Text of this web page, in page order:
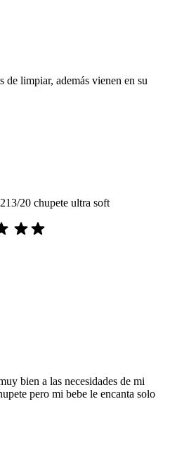
limpiar, además vienen en su
20 chupete ultra soft
bien a las necesidades de mi
pero mi bebe le encanta solo